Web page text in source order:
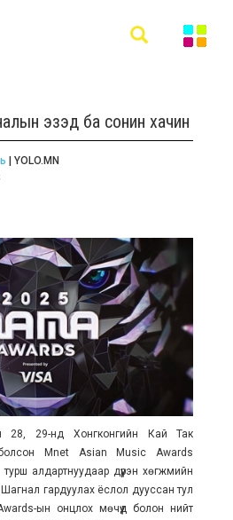
эзэд ба сонин хачин
| YOLO.MN
29-нд Хонгконгийн Кай Так
болсон Mnet Asian Music Awards
алдартнуудаар дүүрэн хөгжмийн
гардуулах ёслол дууссан тул
ын онцлох мөчүүд болон нийт